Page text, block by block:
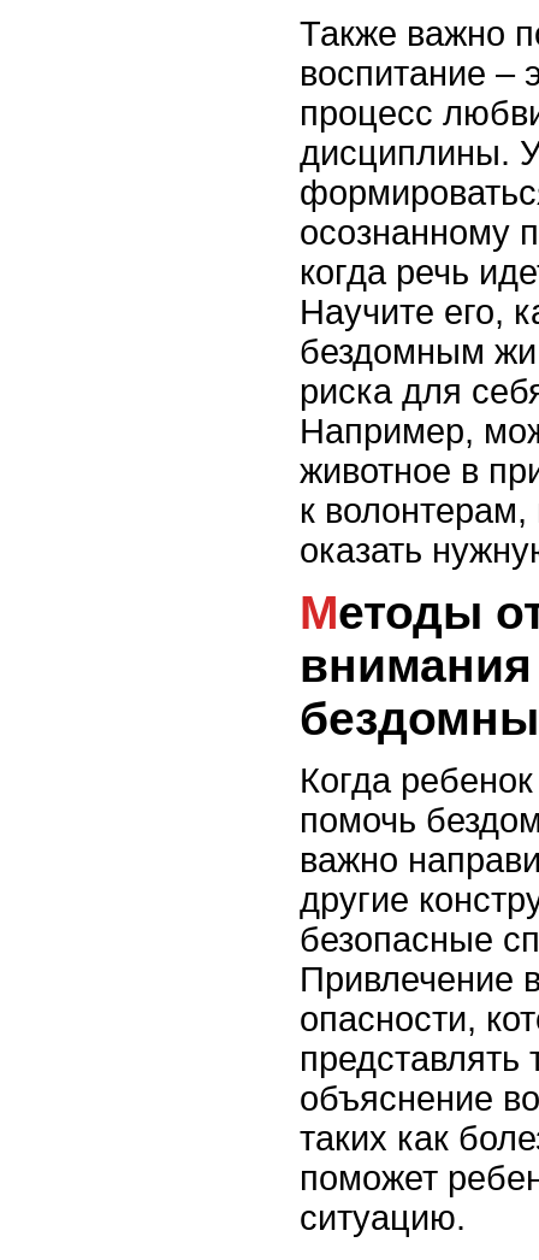
Также важно
воспитание –
процесс
дисциплины.
осознанному
когда речь
Научите его,
бездомным
риска для
Например,
животное в
к волонтерам,
оказать
Методы отвлечения
внимания
Когда
помочь
важно
другие
безопасные
Привлечение
опасности,
представлять
объяснение
таких как
поможет
ситуацию.